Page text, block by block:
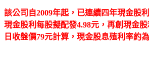
該公司自2009年起，已連續四年現金股
現金股利每股擬配發4.98元，再創現金股
日收盤價79元計算，現金股息殖利率約